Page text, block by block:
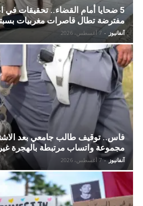
5 ضحايا أمام القضاء.. تحقيقات في
مفترضة تطال قاصرات مغربيات
آنفانيوز - 7 أغسطس، 2026
فاس.. توقيف طالب جامعي بعد
مجموعة واتساب مرتبطة بالهجرة غير
آنفانيوز - 7 أغسطس، 2026